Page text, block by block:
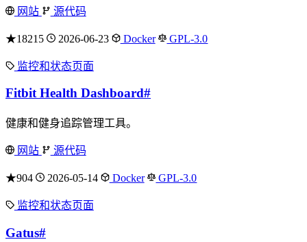
网站 源代码
★18215 2026-06-23 Docker GPL-3.0
监控和状态页面
Fitbit Health Dashboard#
健康和健身追踪管理工具。
网站 源代码
★904 2026-05-14 Docker GPL-3.0
监控和状态页面
Gatus#